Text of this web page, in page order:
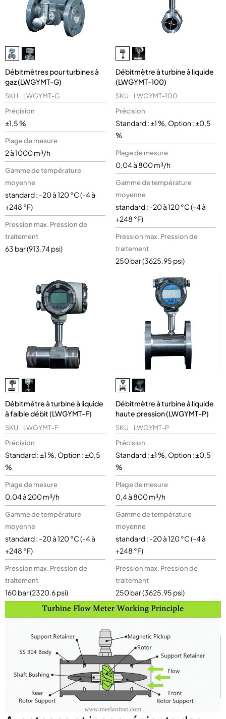
Débitmètres pour turbines à
gaz (LWGYMT-G)
SKU
LWGYMT-G
Précision
±1,5 %
Plage de mesure
2 à 1000 m³/h
Gamme de température
moyenne
standard : -20 à 120 °C (-4 à
+248 °F)
Pression max. Pression de
traitement
63 bar (913.74 psi)
Débitmètre à turbine à liquide
(LWGYMT-100)
SKU
LWGYMT-100
Précision
Standard : ±1 %, Option : ±0,5
%
Plage de mesure
0,04 à 800 m³/h
Gamme de température
moyenne
standard : -20 à 120 °C (-4 à
+248 °F)
Pression max. Pression de
traitement
250 bar (3625.95 psi)
Débitmètre à turbine à liquide
à faible débit (LWGYMT-F)
SKU
LWGYMT-F
Précision
Standard : ±1 %, Option : ±0,5
%
Plage de mesure
0,04 à 200 m³/h
Gamme de température
moyenne
standard : -20 à 120 °C (-4 à
+248 °F)
Pression max. Pression de
traitement
160 bar (2320.6 psi)
Débitmètre à turbine à liquide
haute pression (LWGYMT-P)
SKU
LWGYMT-P
Précision
Standard : ±1 %, Option : ±0,5
%
Plage de mesure
0,4 à 800 m³/h
Gamme de température
moyenne
standard : -20 à 120 °C (-4 à
+248 °F)
Pression max. Pression de
traitement
250 bar (3625.95 psi)